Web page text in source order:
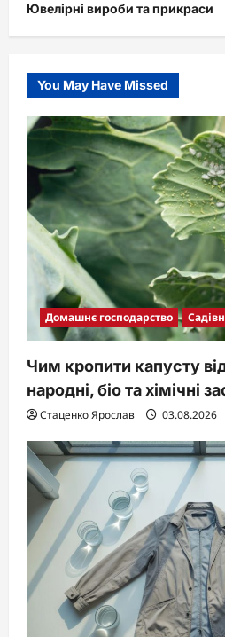
Ювелірні вироби та прикраси
You May Have Missed
Домашнє господарство
Чим кропити капусту
народні, біо та хімічні
Стаценко Ярослав 03.08.2026